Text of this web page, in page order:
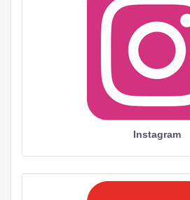
Instagram